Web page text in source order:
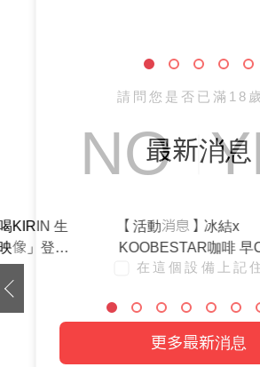
最新消息
KIRIN 生
像」登錄
大獎抽限
生茶等
NO